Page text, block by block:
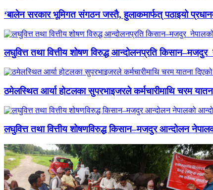
‘बालेन सरकार भूमिगत संगठन जस्तै, हुलाकमार्फत् पठाइयो
लघुवित्त तथा वित्तीय शोषण विरुद्ध आन्दोलनप्रति किसान–मजदुर
ठमेलस्थित आर्या होटलका सुपरभाइजरले कर्मचारीमाथि चरम
लघुवित्त तथा वित्तीय शोषणविरुद्ध किसान–मजदुर आन्दोलन